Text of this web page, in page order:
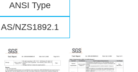
ANSI Type
AS/NZS1892.1